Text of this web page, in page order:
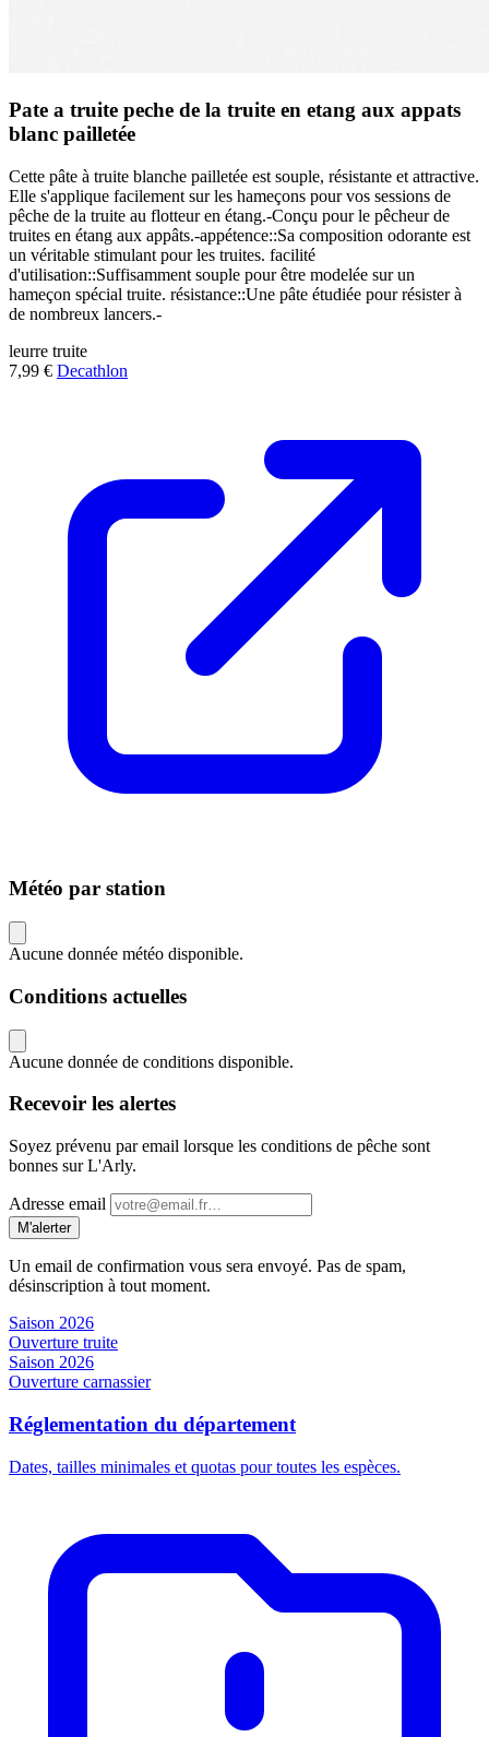
Pate a truite peche de la truite en etang aux appats
blanc pailletée
Cette pâte à truite blanche pailletée est souple, résistante et attractive.
Elle s'applique facilement sur les hameçons pour vos sessions de
pêche de la truite au flotteur en étang.-Conçu pour le pêcheur de
truites en étang aux appâts.-appétence::Sa composition odorante est
un véritable stimulant pour les truites. facilité
d'utilisation::Suffisamment souple pour être modelée sur un
hameçon spécial truite. résistance::Une pâte étudiée pour résister à
de nombreux lancers.-
leurre truite
7,99 € Decathlon
Météo par station
Aucune donnée météo disponible.
Conditions actuelles
Aucune donnée de conditions disponible.
Recevoir les alertes
Soyez prévenu par email lorsque les conditions de pêche sont
bonnes sur L'Arly.
Adresse email
M'alerter
Un email de confirmation vous sera envoyé. Pas de spam,
désinscription à tout moment.
Saison 2026
Ouverture truite
Saison 2026
Ouverture carnassier
Réglementation du département
Dates, tailles minimales et quotas pour toutes les espèces.